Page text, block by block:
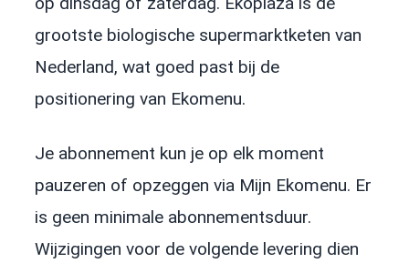
grootste biologische supermarktketen van
Nederland, wat goed past bij de
positionering van Ekomenu.
Je abonnement kun je op elk moment
pauzeren of opzeggen via Mijn Ekomenu. Er
is geen minimale abonnementsduur.
Wijzigingen voor de volgende levering dien